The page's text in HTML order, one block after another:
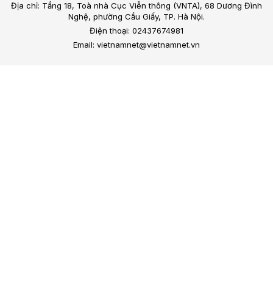
Địa chỉ: Tầng 18, Toà nhà Cục Viễn thông (VNTA), 68 Dương Đình
Nghệ, phường Cầu Giấy, TP. Hà Nội.
Điện thoại: 02437674981
Email: vietnamnet@vietnamnet.vn